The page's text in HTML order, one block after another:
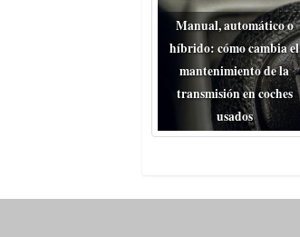
Manual, automático o
híbrido: cómo cambia el
mantenimiento de la
transmisión en coches
usados